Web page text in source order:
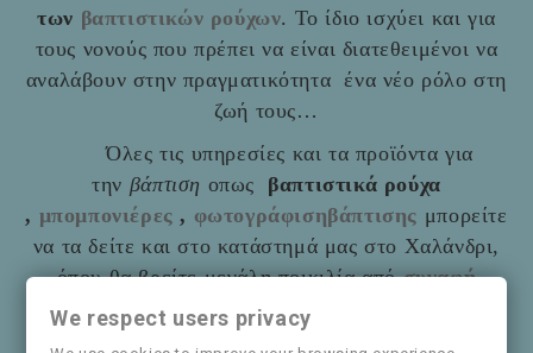
των βαπτιστικών ρούχων. Το ίδιο ισχύει και για
τους νονούς που πρέπει να είναι διατεθειμένοι να
αναλάβουν στην πραγματικότητα ένα νέο ρόλο στη
ζωή τους…
Όλες τις υπηρεσίες και τα προϊόντα για
την βάπτιση οπως
βαπτιστικά ρούχα
, μπομπονιέρες , φωτογράφισηβάπτισης μπορείτε
να τα δείτε και στο κατάστημά μας στο Χαλάνδρι,
όπου θα βρείτε μεγάλη ποικιλία απόσυναφή
είδη όπως και παιδικά ρούχα
We respect users privacy